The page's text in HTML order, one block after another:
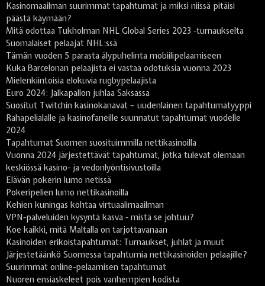
Kasinomaailman suurimmat tapahtumat ja miksi niissä pitäisi
päästä käymään?
Mitä odottaa Tukholman NHL Global Series 2023 -turnaukselta
Suomalaiset pelaajat NHL:ssä
Tämän vuoden 5 parasta älypuhelinta mobiilipelaamiseen
Kuka Barcelonan pelaajista ei vastaa odotuksia vuonna 2023
Mielenkiintoisia elokuvia rugbypelaajista
Euro 2024: Jalkapallon juhlaa Saksassa
Suositut Twitchin kasinokanavat – uudenlainen tapahtumatyyppi
Rahapelialalle ja kasinofaneille suunnatut tapahtumat vuodelle
2024
Tapahtumat Suomen suosituimmilla nettikasinoilla
Vuonna 2024 järjestettävät tapahtumat, jotka tulevat olemaan
keskiössä kasino- ja vedonlyöntisivustoilla
Elävän pokerin lumo netissä
Pokeripelien lumo nettikasinoilla
Kehien kuningas kohtaa virtuaalimaailman
VPN-palveluiden kysyntä kasva - mistä se johtuu?
Koe kaikki, mitä Maltalla on tarjottavanaan
Kasinoiden erikoistapahtumat: Turnaukset, juhlat ja muut
Järjestetäänkö Suomessa tapahtumia nettikasinoiden pelaajille?
Suurimmat online-pelaamisen tapahtumat
Nuoren ensiaskeleet pois vanhempien kodista